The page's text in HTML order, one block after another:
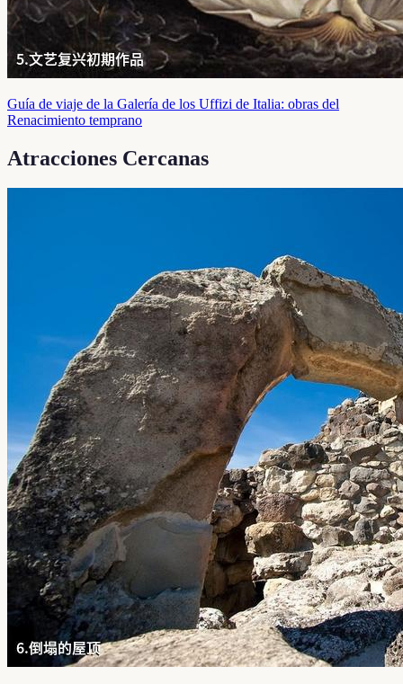
Guía de viaje de la Galería de los Uffizi de Italia: obras del
Renacimiento temprano
Atracciones Cercanas